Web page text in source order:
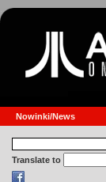
Nowinki/News
Translate to